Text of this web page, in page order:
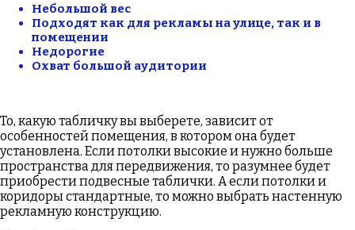
Небольшой вес
Подходят как для рекламы на улице, так и в
помещении
Недорогие
Охват большой аудитории
То, какую табличку вы выберете, зависит от
особенностей помещения, в котором она будет
установлена. Если потолки высокие и нужно больше
пространства для передвижения, то разумнее будет
приобрести подвесные таблички. А если потолки и
коридоры стандартные, то можно выбрать настенную
рекламную конструкцию.